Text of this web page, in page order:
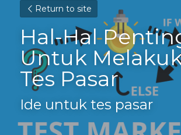
Return to site
Hal-Hal
Untuk
Tes Pasar
Ide untuk tes pasar